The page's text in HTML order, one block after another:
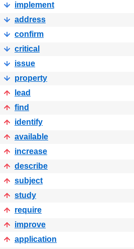
implement
address
confirm
critical
issue
property
lead
find
identify
available
increase
describe
subject
study
require
improve
application